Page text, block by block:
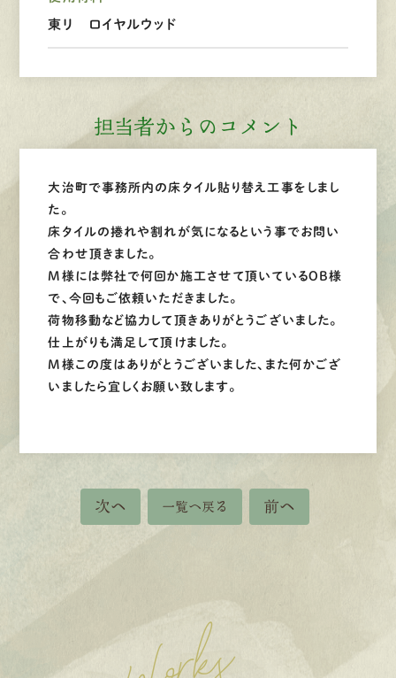
東リ ロイヤルウッド
担当者からのコメント
大治町で事務所内の床タイル貼り替え工事をしまし
た。
床タイルの捲れや割れが気になるという事でお問い
合わせ頂きました。
M様には弊社で何回か施工させて頂いているOB様
で、今回もご依頼いただきました。
荷物移動など協力して頂きありがとうございました。
仕上がりも満足して頂けました。
M様この度はありがとうございました、また何かござ
いましたら宜しくお願い致します。
次へ 一覧へ戻る 前へ